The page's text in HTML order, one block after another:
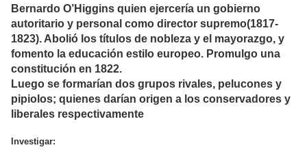
Bernardo O’Higgins quien ejercería un gobierno
autoritario y personal como director supremo(1817-
1823). Abolió los títulos de nobleza y el mayorazgo, y
fomento la educación estilo europeo. Promulgo una
constitución en 1822.
Luego se formarían dos grupos rivales, pelucones y
pipiolos; quienes darían origen a los conservadores y
liberales respectivamente
Investigar: